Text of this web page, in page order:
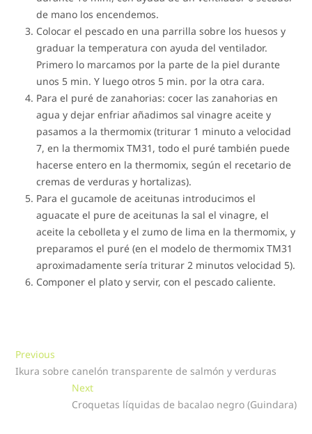
de mano los encendemos.
Colocar el pescado en una parrilla sobre los huesos y
graduar la temperatura con ayuda del ventilador.
Primero lo marcamos por la parte de la piel durante
unos 5 min. Y luego otros 5 min. por la otra cara.
Para el puré de zanahorias: cocer las zanahorias en
agua y dejar enfriar añadimos sal vinagre aceite y
pasamos a la thermomix (triturar 1 minuto a velocidad
7, en la thermomix TM31, todo el puré también puede
hacerse entero en la thermomix, según el recetario de
cremas de verduras y hortalizas).
Para el gucamole de aceitunas introducimos el
aguacate el pure de aceitunas la sal el vinagre, el
aceite la cebolleta y el zumo de lima en la thermomix, y
preparamos el puré (en el modelo de thermomix TM31
aproximadamente sería triturar 2 minutos velocidad 5).
Componer el plato y servir, con el pescado caliente.
Navegación
de
entradas
Previous
post:
Ikura sobre canelón transparente de salmón y verduras
NextNext
post:
Croquetas líquidas de bacalao negro (Guindara)